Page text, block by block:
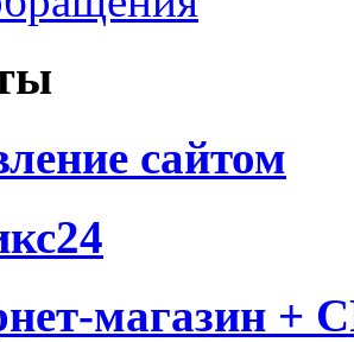
сайтом
магазин +